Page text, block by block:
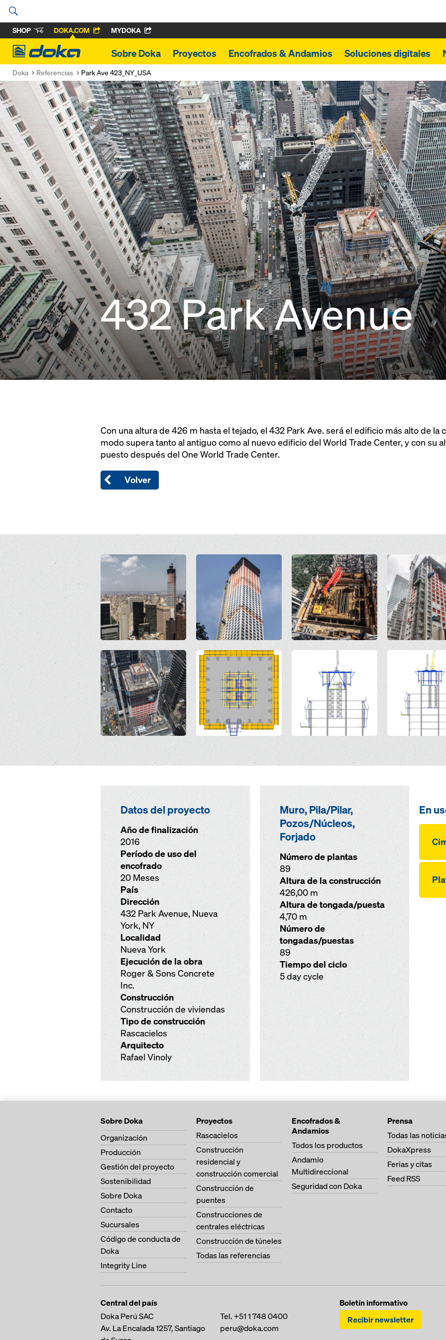
SHOP DOKA.COM MYDOKA
Doka
Sobre Doka Proyectos Encofrados & Andamios Soluciones digitales
Doka Referencias Park Ave 423_NY_USA
432 Park Avenue
Con una altura de 426 m hasta el tejado, el 432 Park Ave. será el edificio más alto de la
modo supera tanto al antiguo como al nuevo edificio del World Trade Center, y con su
puesto después del One World Trade Center.
Volver
Open Open Open Open
Open Open
Datos del proyecto
Año de finalización
2016
Período de uso del
encofrado
20 Meses
País
Dirección
432 Park Avenue, Nueva
York, NY
Localidad
Nueva York
Ejecución de la obra
Roger & Sons Concrete
Inc.
Construcción
Construcción de viviendas
Tipo de construcción
Rascacielos
Arquitecto
Rafael Vinoly
Muro, Pila/Pilar,
Pozos/Núcleos,
Forjado
Número de plantas
89
Altura de la construcción
426,00 m
Altura de tongada/puesta
4,70 m
Número de
tongadas/puestas
89
Tiempo del ciclo
5 day cycle
En
Sobre Doka
Organización
Producción
Gestión del proyecto
Sostenibilidad
Sobre Doka
Contacto
Sucursales
Código de conducta de
Doka
Integrity Line
Proyectos
Rascacielos
Construcción
residencial y
construcción comercial
Construcción de
puentes
Construcciones de
centrales eléctricas
Construcción de túneles
Todas las referencias
Encofrados &
Andamios
Todos los productos
Andamio
Multidireccional
Seguridad con Doka
Prensa
Todas las
DokaXpress
Ferias y citas
Feed RSS
Central del país
Doka Perú SAC
Av. La Encalada 1257,Santiago
Tel.+51 1 748 0400
peru@doka.com
Boletín informativo
Recibir newsletter